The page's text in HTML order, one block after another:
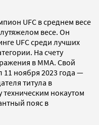
UFC в среднем весе
весе. Он
UFC среди лучших
На счету
в ММА. Свой
ноября 2023 года —
титула в
нокаутом
пояс в